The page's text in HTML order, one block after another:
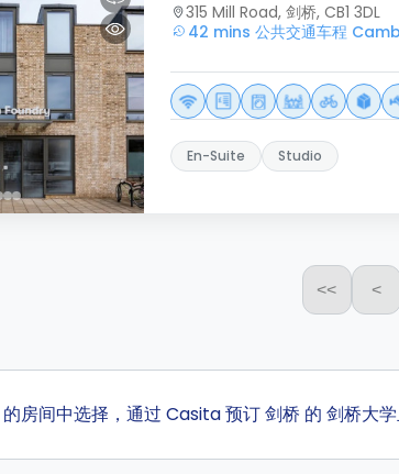
315 Mill Road, 剑桥, CB1 3DL
42 mins 公共交通车程
En-Suite Studio
<< <
房间中选择，通过 Casita 预订 剑桥 的 剑桥大